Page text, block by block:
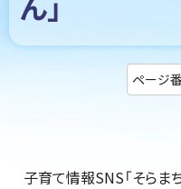
ページ
子育て情報SNS「そらま